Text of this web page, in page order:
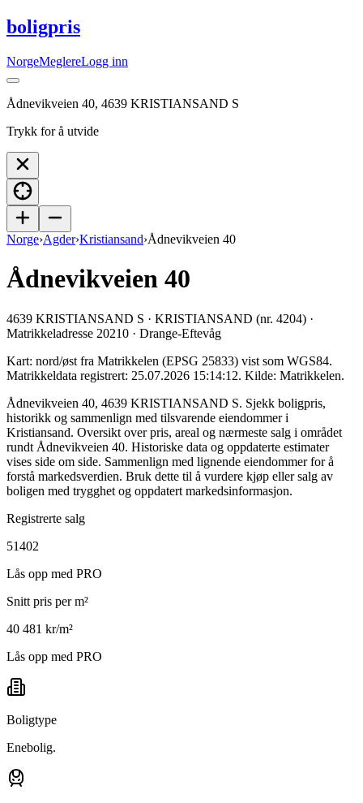
boligpris
NorgeMeglereLogg inn
Ådnevikveien 40, 4639 KRISTIANSAND S
Trykk for å utvide
Norge›Agder›Kristiansand›Ådnevikveien 40
Ådnevikveien 40
4639 KRISTIANSAND S · KRISTIANSAND (nr. 4204) ·
Matrikkeladresse 20210 · Drange-Eftevåg
Kart: nord/øst fra Matrikkelen (EPSG 25833) vist som WGS84.
Matrikkeldata registrert: 25.07.2026 15:14:12. Kilde: Matrikkelen.
Ådnevikveien 40, 4639 KRISTIANSAND S. Sjekk boligpris,
historikk og sammenlign med tilsvarende eiendommer i
Kristiansand. Oversikt over pris, areal og nærmeste salg i området
rundt Ådnevikveien 40. Historiske data og oppdaterte estimater
vises side om side. Sammenlign med lignende eiendommer for å
forstå markedsverdien. Bruk dette til å vurdere kjøp eller salg av
boligen med trygghet og oppdatert markedsinformasjon.
Registrerte salg
51402
Lås opp med PRO
Snitt pris per m²
40 481 kr/m²
Lås opp med PRO
Boligtype
Enebolig.